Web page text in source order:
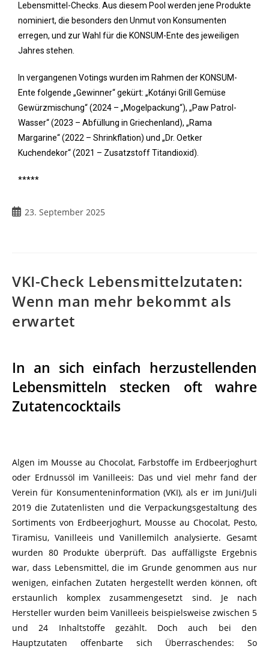
Lebensmittel-Checks. Aus diesem Pool werden jene Produkte
nominiert, die besonders den Unmut von Konsumenten
erregen, und zur Wahl für die KONSUM-Ente des jeweiligen
Jahres stehen.
In vergangenen Votings wurden im Rahmen der KONSUM-
Ente folgende „Gewinner“ gekürt: „Kotányi Grill Gemüse
Gewürzmischung“ (2024 – „Mogelpackung“), „Paw Patrol-
Wasser“ (2023 – Abfüllung in Griechenland), „Rama
Margarine“ (2022 – Shrinkflation) und „Dr. Oetker
Kuchendekor“ (2021 – Zusatzstoff Titandioxid).
*****
23. September 2025
VKI-Check Lebensmittelzutaten:
Wenn man mehr bekommt als
erwartet
In an sich einfach herzustellenden
Lebensmitteln stecken oft wahre
Zutatencocktails
Algen im Mousse au Chocolat, Farbstoffe im Erdbeerjoghurt
oder Erdnussöl im Vanilleeis: Das und viel mehr fand der
Verein für Konsumenteninformation (VKI), als er im Juni/Juli
2019 die Zutatenlisten und die Verpackungsgestaltung des
Sortiments von Erdbeerjoghurt, Mousse au Chocolat, Pesto,
Tiramisu, Vanilleeis und Vanillemilch analysierte. Gesamt
wurden 80 Produkte überprüft. Das auffälligste Ergebnis
war, dass Lebensmittel, die im Grunde genommen aus nur
wenigen, einfachen Zutaten hergestellt werden können, oft
erstaunlich komplex zusammengesetzt sind. Je nach
Hersteller wurden beim Vanilleeis beispielsweise zwischen 5
und 24 Inhaltstoffe gezählt. Doch auch bei den
Hauptzutaten offenbarte sich Überraschendes: So